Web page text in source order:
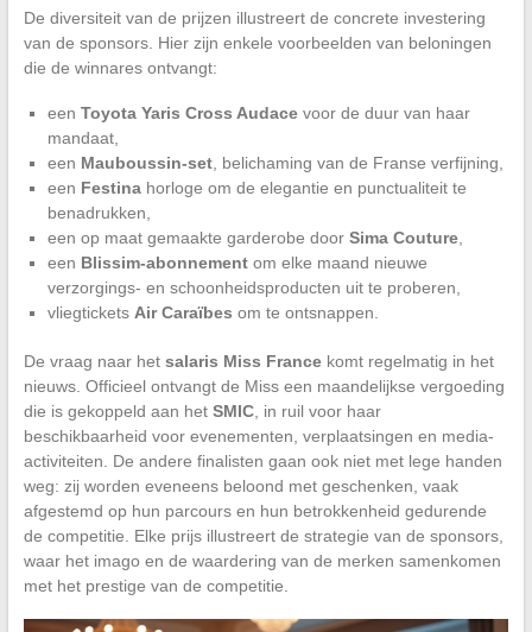
De diversiteit van de prijzen illustreert de concrete investering
van de sponsors. Hier zijn enkele voorbeelden van beloningen
die de winnares ontvangt:
een Toyota Yaris Cross Audacevoor de duur van haar
mandaat,
een Mauboussin-set, belichaming van de Franse verfijning,
een Festinahorloge om de elegantie en punctualiteit te
benadrukken,
een op maat gemaakte garderobe door Sima Couture,
een Blissim-abonnementom elke maand nieuwe
verzorgings- en schoonheidsproducten uit te proberen,
vliegtickets Air Caraïbes om te ontsnappen.
De vraag naar het salaris Miss Francekomt regelmatig in het
nieuws. Officieel ontvangt de Miss een maandelijkse vergoeding
die is gekoppeld aan het SMIC, in ruil voor haar
beschikbaarheid voor evenementen, verplaatsingen en media-
activiteiten. De andere finalisten gaan ook niet met lege handen
weg: zij worden eveneens beloond met geschenken, vaak
afgestemd op hun parcours en hun betrokkenheid gedurende
de competitie. Elke prijs illustreert de strategie van de sponsors,
waar het imago en de waardering van de merken samenkomen
met het prestige van de competitie.